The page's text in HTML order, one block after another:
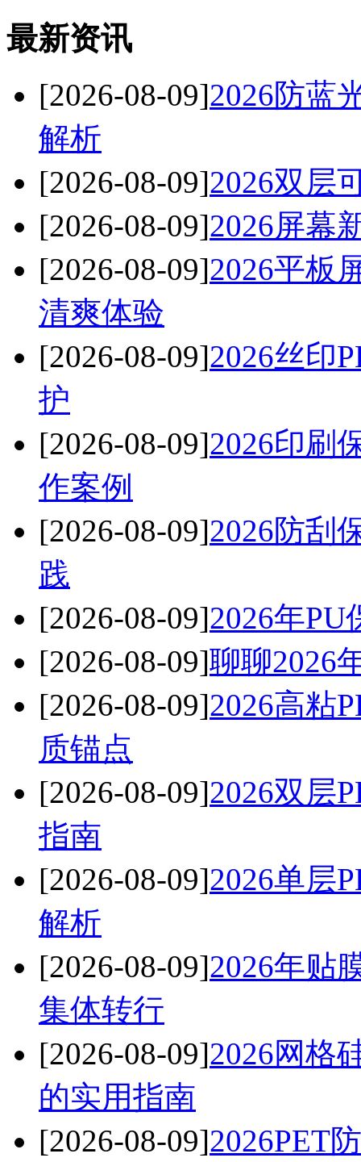
最新资讯
[2026-08-09]2026防蓝
解析
[2026-08-09]2026双层
[2026-08-09]2026屏幕
[2026-08-09]2026平板
清爽体验
[2026-08-09]2026丝印
护
[2026-08-09]2026印刷
作案例
[2026-08-09]2026防刮
践
[2026-08-09]2026年
[2026-08-09]聊聊2026
[2026-08-09]2026高粘
质锚点
[2026-08-09]2026双层
指南
[2026-08-09]2026单层
解析
[2026-08-09]2026年贴
集体转行
[2026-08-09]2026网格
的实用指南
[2026-08-09]2026PET